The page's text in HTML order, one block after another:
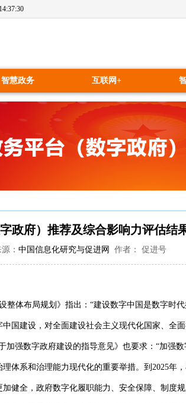
智慧政务 互联网+
政府）推荐及综合影响力评估结
： 中国信息化研究与促进网 作者： 促进号
体布局规划》指出：“建设数字中国是数字时代
国建设，对全面建设社会主义现代化国家、全
加强数字政府建设的指导意见》也要求：“加强
体系和治理能力现代化的重要举措。到2025年
健全，政府数字化履职能力、安全保障、制度